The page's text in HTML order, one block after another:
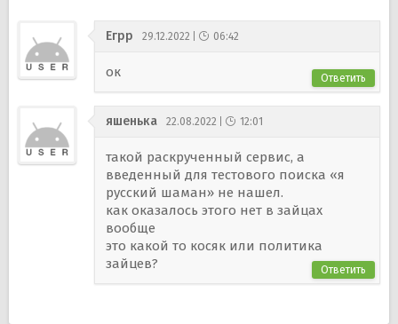
Егрр 29.12.2022 06:42
ок Ответить
яшенька 22.08.2022 12:01
такой раскрученный сервис, а
введенный для тестового поиска «я
русский шаман» не нашел.
как оказалось этого нет в зайцах
вообще
это какой то косяк или политика
зайцев?
Ответить